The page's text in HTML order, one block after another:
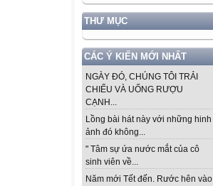
THƯ MỤC
CÁC Ý KIẾN MỚI NHẤT
NGÀY ĐÓ, CHÚNG TÔI TRẢI
CHIẾU VÀ UỐNG RƯỢU
CẠNH...
Lồng bài hát này với những hinh
ảnh đó không...
" Tâm sự ứa nước mắt của cô
sinh viên về...
Năm mới Tết đến. Rước hên vào